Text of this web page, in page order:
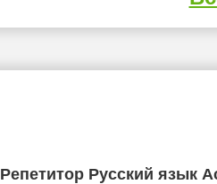
Репетитор Русский язык